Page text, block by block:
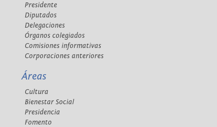
Presidente
Diputados
Delegaciones
Órganos colegiados
Comisiones informativas
Corporaciones anteriores
Áreas
Cultura
Bienestar Social
Presidencia
Fomento